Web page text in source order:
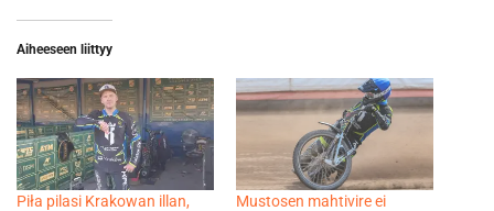
Aiheeseen liittyy
Piła pilasi Krakowan illan,
Mustosen mahtivire ei